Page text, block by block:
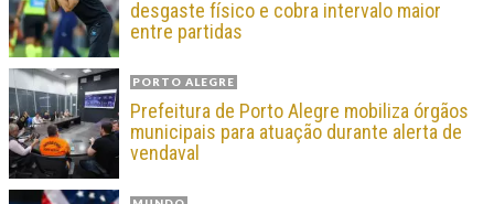
desgaste físico e cobra intervalo maior
entre partidas
PORTO ALEGRE
Prefeitura de Porto Alegre mobiliza órgãos
municipais para atuação durante alerta de
vendaval